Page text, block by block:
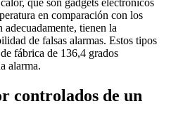
que son gadgets electrónicos
en comparación con los
adecuadamente, tienen la
de falsas alarmas. Estos tipos
fábrica de 136,4 grados
alarma.
controlados de un